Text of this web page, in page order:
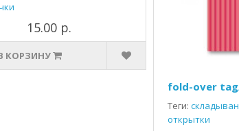
15.00 р.
КОРЗИНУ
fold-over
Теги:
открытки